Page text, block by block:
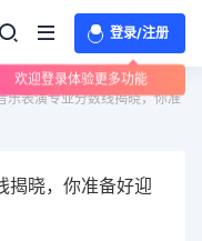
登录/注册
欢迎登录体验更多功能
乐表演专业分数线揭晓，你准
揭晓，你准备好迎